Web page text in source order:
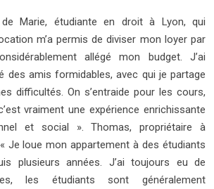
de Marie, étudiante en droit à Lyon, qui
m’a permis de diviser mon loyer par
allégé mon budget. J’ai
des amis formidables, avec qui je partage
difficultés. On s’entraide pour les cours,
vraiment une expérience enrichissante
et social ». Thomas, propriétaire à
Je loue mon appartement à des étudiants
plusieurs années. J’ai toujours eu de
les étudiants sont généralement